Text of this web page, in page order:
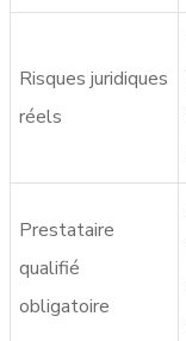
Risques juridiques
réels
Prestataire
qualifié
obligatoire